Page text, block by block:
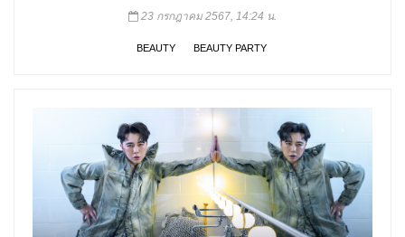
23 กรกฎาคม 2567, 14:24 น.
BEAUTY BEAUTY PARTY